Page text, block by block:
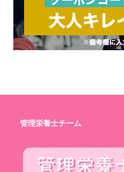
管理栄養士チーム